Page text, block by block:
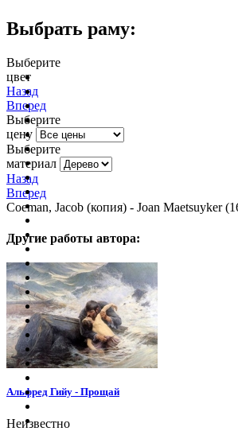
Выбрать раму:
Выберите
цвет
Назад
Вперед
Выберите
цену
Выберите
материал
Назад
Вперед
Coeman, Jacob (копия) - Joan Maetsuyker
Другие работы автора:
Альфред Гийу - Прощай
Неизвестно